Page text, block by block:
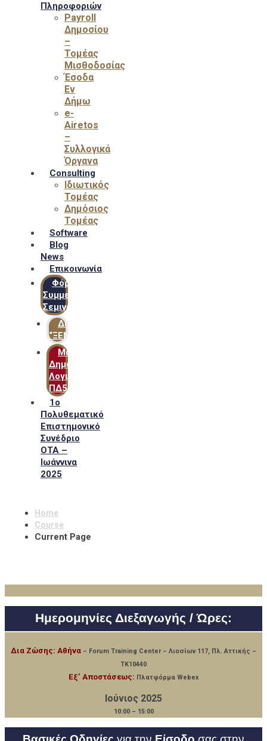
Πληροφοριών
Payroll
Δημοσίου
–
Τομέας
Μισθοδοσίας
Έσοδα
Εν
Δήμω
e-
Airetos
–
Συλλογικά
Όργανα
Consulting
Ιδιωτικός
Τομέας
Δημόσιος
Τομέας
Software
Blog
News
Επικοινωνία
Φόρμα
Συμμετοχής
Σεμιναρίων
Δίκτυο
“ΞΕΝΟΦΩΝ”
Μακροχρόνιο
Δημόσιο
Λογιστικό
ΠΔ54
1ο
Πολυθεματικό
Επιστημονικό
Συνέδριο
ΟΤΑ –
Ιωάννινα
2025
Home
Course
Current Page
Hμερομηνίες Διεξαγωγής / Ώρες:
Δια Ζώσης: Αθήνα – Forum Training Center – Λιοσίων 117, Πλ. Αττικής –
ΤΚ10440
Εξ’ Αποστάσεως: Πλατφόρμα Webex
Ιούνιος 2025
10:00 – 15:00